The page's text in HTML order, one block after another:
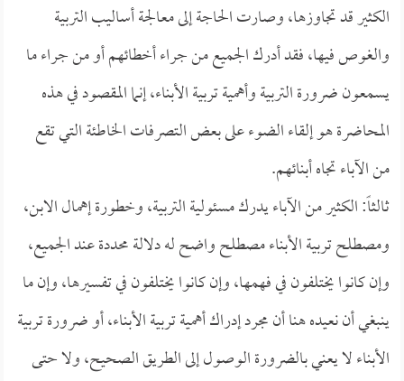
الكثير قد تجاوزها، وصارت الحاجة إلى معالجة أساليب التربية
والغوص فيها، فقد أدرك الجميع من جراء أخطائهم أو من جراء ما
يسمعون ضرورة التربية وأهمية تربية الأبناء، إنما المقصود في هذه
المحاضرة هو إلقاء الضوء على بعض التصرفات الخاطئة التي تقع
من الآباء تجاه أبنائهم.
ثالثاً: الكثير من الآباء يدرك مسئولية التربية، وخطورة إهمال الابن،
ومصطلح تربية الأبناء مصطلح واضح له دلالة محددة عند الجميع،
وإن كانوا يختلفون في فهمها، وإن كانوا يختلفون في تفسيرها، وإن ما
ينبغي أن نعيده هنا أن مجرد إدراك أهمية تربية الأبناء، أو ضرورة تربية
الأبناء لا يعني بالضرورة الوصول إلى الطريق الصحيح، ولا حتى